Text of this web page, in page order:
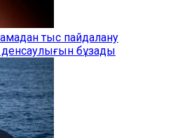
тыс пайдалану
бұзады